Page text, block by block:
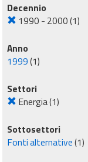
Decennio
1990 - 2000(1)
Anno
1999(1)
Settori
Energia(1)
Sottosettori
Fonti alternative(1)